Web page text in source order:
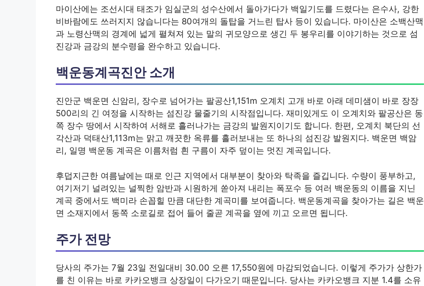
마이산에는 조선시대 태조가 임실군의 성수산에서 돌아가다가 백일기도를 드렸다는 은수사, 강한
비바람에도 쓰러지지 않습니다는 80여개의 돌탑을 거느린 탑사 등이 있습니다. 마이산은 소백산맥
과 노령산맥의 경계에 넓게 펼쳐져 있는 말의 귀모양으로 생긴 두 봉우리를 이야기하는 것으로 섬
진강과 금강의 분수령을 완수하고 있습니다.
백운동계곡진안 소개
진안군 백운면 신암리, 장수로 넘어가는 팔공산1,151m 오계치 고개 바로 아래 데미샘이 바로 장장
500리의 긴 여정을 시작하는 섬진강 물줄기의 시작점입니다. 재미있게도 이 오계치와 팔공산은 동
쪽 장수 땅에서 시작하여 서해로 흘러나가는 금강의 발원지이기도 합니다. 한편, 오계치 북단의 선
각산과 덕태산1,113m는 맑고 깨끗한 옥류를 흘러보내는 또 하나의 섬진강 발원지다. 백운면 백암
리, 일명 백운동 계곡은 이름처럼 흰 구름이 자주 덮이는 멋진 계곡입니다.
후덥지근한 여름날에는 때로 인근 지역에서 대부분이 찾아와 탁족을 즐깁니다. 수량이 풍부하고,
여기저기 널려있는 널찍한 암반과 시원하게 쏟아져 내리는 폭포수 등 여러 백운동의 이름을 지닌
계곡 중에서도 백미라 손꼽힐 만큼 대단한 계곡미를 보여줍니다. 백운동계곡을 찾아가는 길은 백운
면 소재지에서 동쪽 소로길로 접어 들어 줄곧 계곡을 옆에 끼고 오르면 됩니다.
주가 전망
당사의 주가는 7월 23일 전일대비 30.00 오른 17,550원에 마감되었습니다. 이렇게 주가가 상한가
를 친 이유는 바로 카카오뱅크 상장일이 다가오기 때문입니다. 당사는 카카오뱅크 지분 1.4를 소유